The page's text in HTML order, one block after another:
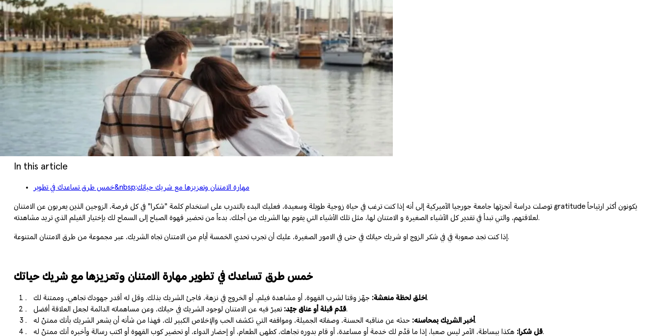
In this article
خمس طرق تساعدك في تطوير&nbsp;مهارة الامتنان وتعزيزها مع شريك حياتك
توصلت دراسة أنجزتها جامعة جورجيا الأميركية إلى أنه إذا كنت ترغب في حياة زوجية طويلة وسعيدة، فعليك البدء بالتدرب على استخدام كلمة "شكرا" في كل فرصة، الزوجين الذين يعربون عن الامتنان gratitude يكونون أكثر ارتياحاً
لعلاقتهم، والتي تبدأ في تقدير كل الأشياء الصغيرة و الامتنان لها، مثل تلك الأشياء التي يقوم بها الشريك من أجلك، بدءاً من تحضير قهوة الصباح إلى السماح لك بإختيار الفيلم الذي تريد مشاهدته.
إذا كنت تجد صعوبة في في شكر الزوج او شريك حياتك في حتى في الامور الصغيرة، عليك أن تجرب تحدي الخمسة أيام من الامتنان تجاه الشريك، عبر مجموعة من طرق الامتنان المتنوعة.
خمس طرق تساعدك في تطوير مهارة الامتنان وتعزيزها مع شريك حياتك
اخلق لحظة منعشة:جهّز وقتا لشرب القهوة، أو مشاهدة فيلم، أو الخروج في نزهة، فاجئ الشريك بذلك. وقل له أقدر جهودك تجاهي، وممتنة لك.
قدّم قبلة أو عناق جيّد:تعبرّ فيه عن الامتنان لوجود الشريك في حياتك، وعن مساهماته الدائمة لجعل العلاقة أفضل.
أخبر الشريك بمحاسنه:حدثه عن مناقبه الحسنة، وصفاته الجميلة، ومواقفه التي تكشف الحب والإخلاص الكبير لك، فهذا من شأنه أن يشعر الشريك بأنك ممتنٌ له.
قل شكرا:هكذا ببساطة، الأمر ليس صعبا، إذا ما قدّم لك خدمة أو مساعدة، أو قام بدوره تجاهك، كطهي الطعام، أو إحضار الدواء، أو تحضير كوب القهوة أو اكتب رسالة وأخبره أنك ممتنٌ له.